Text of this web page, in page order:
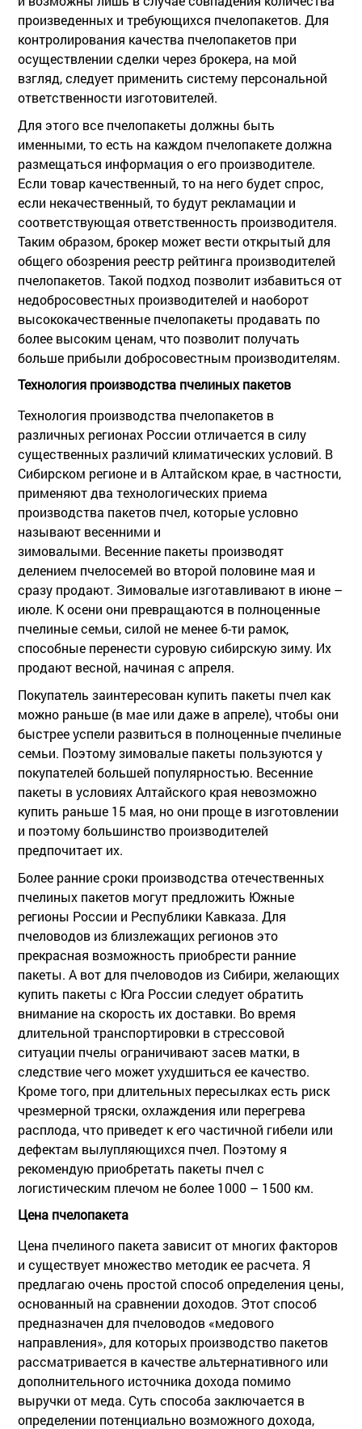
произведенных и требующихся пчелопакетов. Для
контролирования качества пчелопакетов при
осуществлении сделки через брокера, на мой
взгляд, следует применить систему персональной
ответственности изготовителей.
Для этого все пчелопакеты должны быть
именными, то есть на каждом пчелопакете должна
размещаться информация о его производителе.
Если товар качественный, то на него будет спрос,
если некачественный, то будут рекламации и
соответствующая ответственность производителя.
Таким образом, брокер может вести открытый для
общего обозрения реестр рейтинга производителей
пчелопакетов. Такой подход позволит избавиться от
недобросовестных производителей и наоборот
высококачественные пчелопакеты продавать по
более высоким ценам, что позволит получать
больше прибыли добросовестным производителям.
Технология производства пчелиных пакетов
Технология производства пчелопакетов в
различных регионах России отличается в силу
существенных различий климатических условий. В
Сибирском регионе и в Алтайском крае, в частности,
применяют два технологических приема
производства пакетов пчел, которые условно
называют весенними и
зимовалыми. Весенние пакеты производят
делением пчелосемей во второй половине мая и
сразу продают. Зимовалые изготавливают в июне –
июле. К осени они превращаются в полноценные
пчелиные семьи, силой не менее 6-ти рамок,
способные перенести суровую сибирскую зиму. Их
продают весной, начиная с апреля.
Покупатель заинтересован купить пакеты пчел как
можно раньше (в мае или даже в апреле), чтобы они
быстрее успели развиться в полноценные пчелиные
семьи. Поэтому зимовалые пакеты пользуются у
покупателей большей популярностью. Весенние
пакеты в условиях Алтайского края невозможно
купить раньше 15 мая, но они проще в изготовлении
и поэтому большинство производителей
предпочитает их.
Более ранние сроки производства отечественных
пчелиных пакетов могут предложить Южные
регионы России и Республики Кавказа. Для
пчеловодов из близлежащих регионов это
прекрасная возможность приобрести ранние
пакеты. А вот для пчеловодов из Сибири, желающих
купить пакеты с Юга России следует обратить
внимание на скорость их доставки. Во время
длительной транспортировки в стрессовой
ситуации пчелы ограничивают засев матки, в
следствие чего может ухудшиться ее качество.
Кроме того, при длительных пересылках есть риск
чрезмерной тряски, охлаждения или перегрева
расплода, что приведет к его частичной гибели или
дефектам вылупляющихся пчел. Поэтому я
рекомендую приобретать пакеты пчел с
логистическим плечом не более 1000 – 1500 км.
Цена пчелопакета
Цена пчелиного пакета зависит от многих факторов
и существует множество методик ее расчета. Я
предлагаю очень простой способ определения цены,
основанный на сравнении доходов. Этот способ
предназначен для пчеловодов «медового
направления», для которых производство пакетов
рассматривается в качестве альтернативного или
дополнительного источника дохода помимо
выручки от меда. Суть способа заключается в
определении потенциально возможного дохода,